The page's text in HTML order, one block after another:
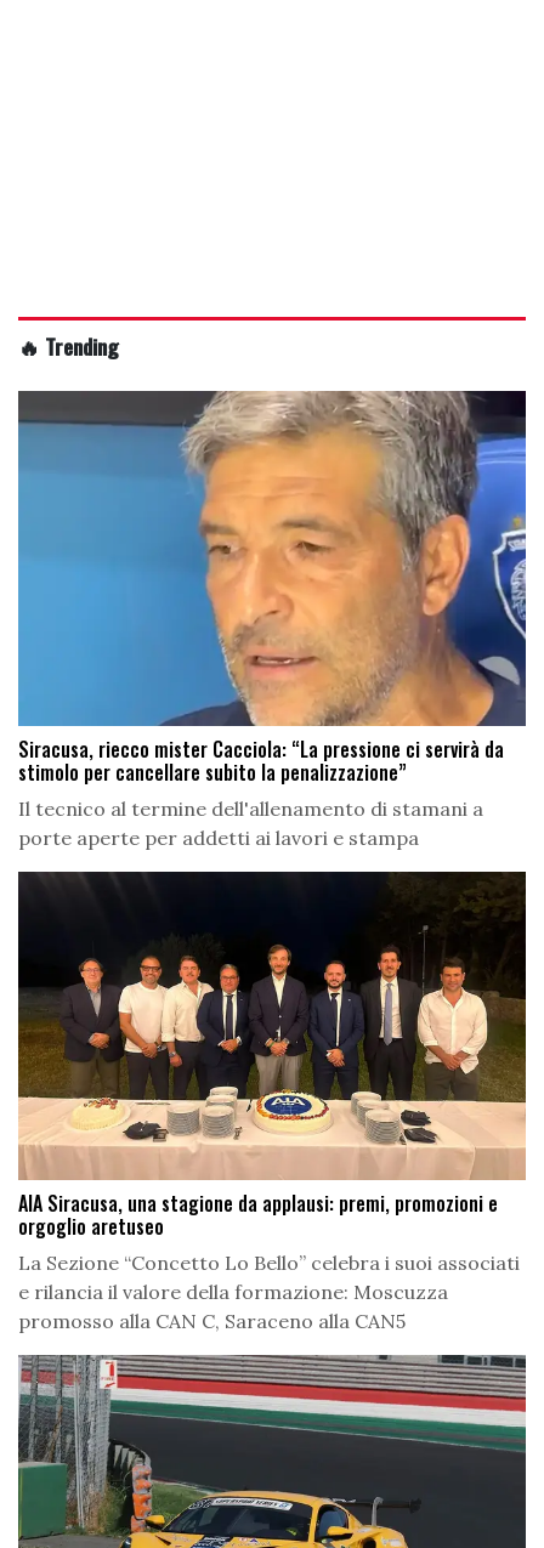
🔥 Trending
Siracusa, riecco mister Cacciola: “La pressione ci servirà da
stimolo per cancellare subito la penalizzazione”
Il tecnico al termine dell'allenamento di stamani a
porte aperte per addetti ai lavori e stampa
AIA Siracusa, una stagione da applausi: premi, promozioni e
orgoglio aretuseo
La Sezione “Concetto Lo Bello” celebra i suoi associati
e rilancia il valore della formazione: Moscuzza
promosso alla CAN C, Saraceno alla CAN5